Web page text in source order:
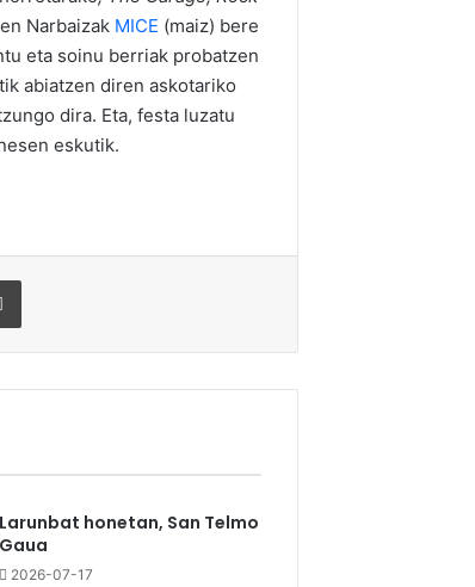
Narbaizak MICE (maiz) bere
eta soinu berriak probatzen
abiatzen diren askotariko
dira. Eta, festa luzatu
eskutik.
Larunbat honetan, San Telmo
Gaua
2026-07-17